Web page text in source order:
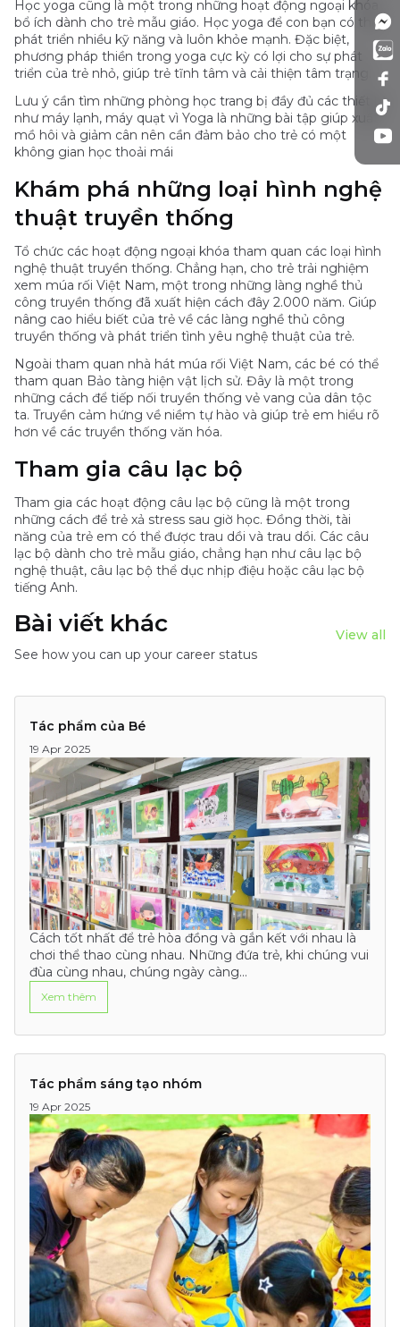
Học yoga cũng là một trong những hoạt động ngoại khóa
bổ ích dành cho trẻ mẫu giáo. Học yoga để con bạn có thể
phát triển nhiều kỹ năng và luôn khỏe mạnh. Đặc biệt,
phương pháp thiền trong yoga cực kỳ có lợi cho sự phát
triển của trẻ nhỏ, giúp trẻ tĩnh tâm và cải thiện tâm trạng.
Lưu ý cần tìm những phòng học trang bị đầy đủ các thiết bị
như máy lạnh, máy quạt vì Yoga là những bài tập giúp xuất
mồ hôi và giảm cân nên cần đảm bảo cho trẻ có một
không gian học thoải mái
Khám phá những loại hình nghệ
thuật truyền thống
Tổ chức các hoạt động ngoại khóa tham quan các loại hình
nghệ thuật truyền thống. Chẳng hạn, cho trẻ trải nghiệm
xem múa rối Việt Nam, một trong những làng nghề thủ
công truyền thống đã xuất hiện cách đây 2.000 năm. Giúp
nâng cao hiểu biết của trẻ về các làng nghề thủ công
truyền thống và phát triển tình yêu nghệ thuật của trẻ.
Ngoài tham quan nhà hát múa rối Việt Nam, các bé có thể
tham quan Bảo tàng hiện vật lịch sử. Đây là một trong
những cách để tiếp nối truyền thống vẻ vang của dân tộc
ta. Truyền cảm hứng về niềm tự hào và giúp trẻ em hiểu rõ
hơn về các truyền thống văn hóa.
Tham gia câu lạc bộ
Tham gia các hoạt động câu lạc bộ cũng là một trong
những cách để trẻ xả stress sau giờ học. Đồng thời, tài
năng của trẻ em có thể được trau dồi và trau dồi. Các câu
lạc bộ dành cho trẻ mẫu giáo, chẳng hạn như câu lạc bộ
nghệ thuật, câu lạc bộ thể dục nhịp điệu hoặc câu lạc bộ
tiếng Anh.
Bài viết khác
See how you can up your career status
View all
Tác phẩm của Bé
19 Apr 2025
Cách tốt nhất để trẻ hòa đồng và gắn kết với nhau là
chơi thể thao cùng nhau. Những đứa trẻ, khi chúng vui
đùa cùng nhau, chúng ngày càng…
Xem thêm
Tác phẩm sáng tạo nhóm
19 Apr 2025